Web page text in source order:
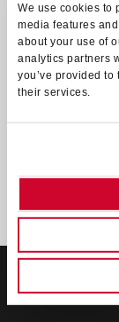
We use cookies to
media features
about your use of
analytics partners
you’ve provided to
their services.
Dai primi
artistica di "The
epocali come
offre un viaggio
musica e nel
rock. Un evento
VERONA BOX